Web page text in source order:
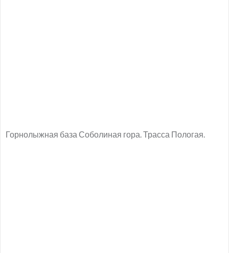
Горнолыжная база Соболиная гора. Трасса Пологая.